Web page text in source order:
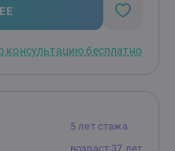
консультацию бесплатно
5 лет стажа
возраст 37 лет